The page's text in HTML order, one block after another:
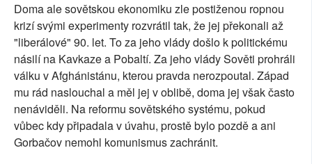
Doma ale sovětskou ekonomiku zle postiženou ropnou
krizí svými experimenty rozvrátil tak, že jej překonali až
"liberálové" 90. let. To za jeho vlády došlo k politickému
násilí na Kavkaze a Pobaltí. Za jeho vlády Sověti prohráli
válku v Afghánistánu, kterou pravda nerozpoutal. Západ
mu rád naslouchal a měl jej v oblibě, doma jej však často
nenáviděli. Na reformu sovětského systému, pokud
vůbec kdy připadala v úvahu, prostě bylo pozdě a ani
Gorbačov nemohl komunismus zachránit.